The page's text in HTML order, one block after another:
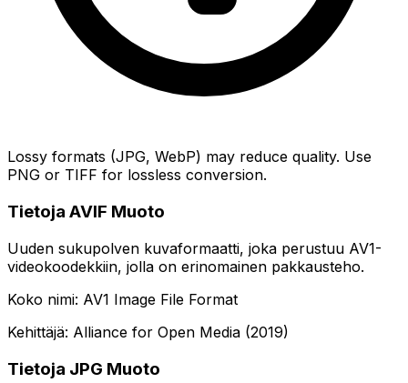
Lossy formats (JPG, WebP) may reduce quality. Use
PNG or TIFF for lossless conversion.
Tietoja AVIF Muoto
Uuden sukupolven kuvaformaatti, joka perustuu AV1-
videokoodekkiin, jolla on erinomainen pakkausteho.
Koko nimi: AV1 Image File Format
Kehittäjä: Alliance for Open Media (2019)
Tietoja JPG Muoto